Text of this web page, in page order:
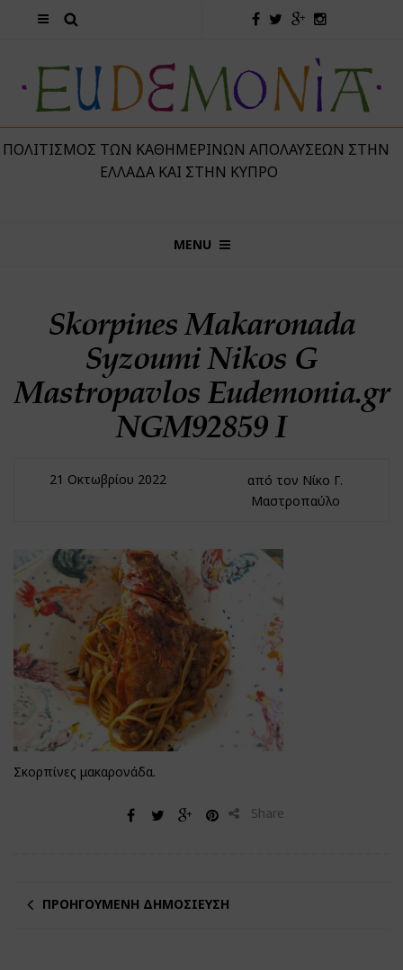
ΤΩΝ ΚΑΘΗΜΕΡΙΝΏΝ ΑΠΟΛΑΎΣΕΩΝ ΣΤΗΝ
ΕΛΛΆΔΑ ΚΑΙ ΣΤΗΝ ΚΎΠΡΟ
MENU
Skorpines Makaronada
Syzoumi Nikos G
Mastropavlos Eudemonia.gr
NGM92859 I
21 Οκτωβρίου 2022
από τον Νίκο Γ.
Μαστροπαύλο
Σκορπίνες μακαρονάδα.
Share
ΠΡΟΗΓΟΎΜΕΝΗ ΔΗΜΟΣΊΕΥΣΗ